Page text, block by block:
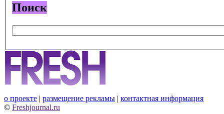
Поиск
о проекте | размещение рекламы | контактная информация
© Freshjournal.ru